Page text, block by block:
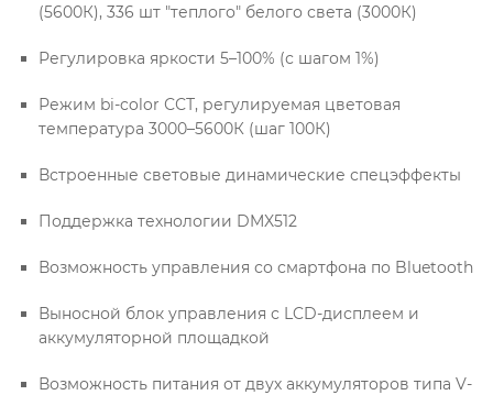
(5600К), 336 шт "теплого" белого света (3000К)
Регулировка яркости 5–100% (с шагом 1%)
Режим bi-color ССТ, регулируемая цветовая
температура 3000–5600К (шаг 100К)
Встроенные световые динамические спецэффекты
Поддержка технологии DMX512
Возможность управления со смартфона по Bluetooth
Выносной блок управления с LCD-дисплеем и
аккумуляторной площадкой
Возможность питания от двух аккумуляторов типа V-